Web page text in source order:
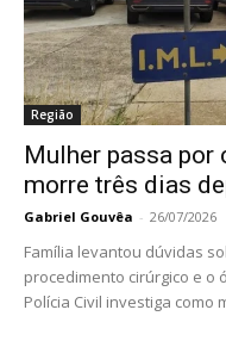
Região
Mulher passa por
morre três dias
Gabriel Gouvêa - 26/07/2026
Família levantou dúvidas
procedimento cirúrgico e o
Polícia Civil investiga como